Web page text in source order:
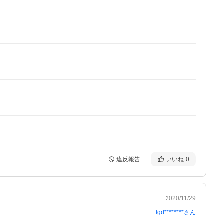
違反報告 いいね 0
2020/11/29
lgd********さん